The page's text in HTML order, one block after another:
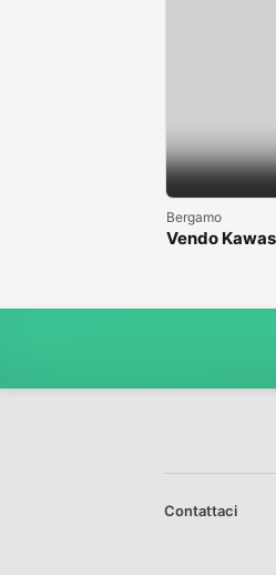
Bergamo
Vendo
Contattaci